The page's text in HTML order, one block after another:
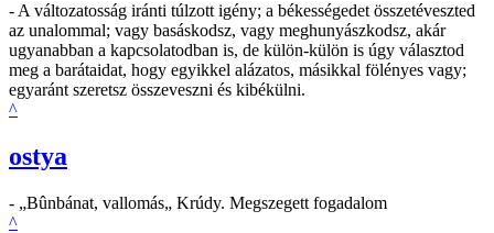
- A változatosság iránti túlzott igény; a békességedet összetéveszted
az unalommal; vagy basáskodsz, vagy meghunyászkodsz, akár
ugyanabban a kapcsolatodban is, de külön-külön is úgy választod
meg a barátaidat, hogy egyikkel alázatos, másikkal fölényes vagy;
egyaránt szeretsz összeveszni és kibékülni.
^
ostya
- „Bûnbánat, vallomás„ Krúdy. Megszegett fogadalom
^